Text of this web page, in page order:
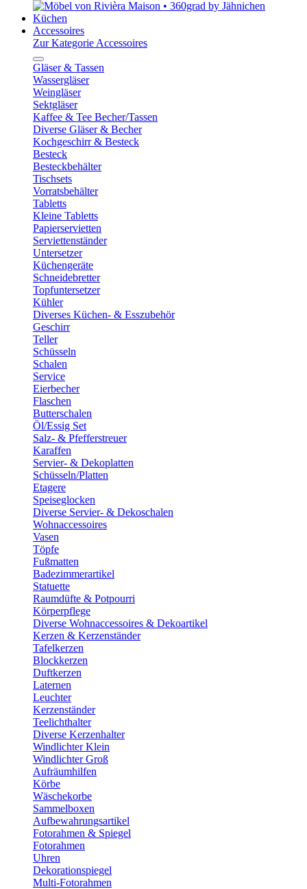
Küchen
Accessoires
Zur Kategorie Accessoires
Gläser & Tassen
Wassergläser
Weingläser
Sektgläser
Kaffee & Tee Becher/Tassen
Diverse Gläser & Becher
Kochgeschirr & Besteck
Besteck
Besteckbehälter
Tischsets
Vorratsbehälter
Tabletts
Kleine Tabletts
Papierservietten
Serviettenständer
Untersetzer
Küchengeräte
Schneidebretter
Topfuntersetzer
Kühler
Diverses Küchen- & Esszubehör
Geschirr
Teller
Schüsseln
Schalen
Service
Eierbecher
Flaschen
Butterschalen
Öl/Essig Set
Salz- & Pfefferstreuer
Karaffen
Servier- & Dekoplatten
Schüsseln/Platten
Etagere
Speiseglocken
Diverse Servier- & Dekoschalen
Wohnaccessoires
Vasen
Töpfe
Fußmatten
Badezimmerartikel
Statuette
Raumdüfte & Potpourri
Körperpflege
Diverse Wohnaccessoires & Dekoartikel
Kerzen & Kerzenständer
Tafelkerzen
Blockkerzen
Duftkerzen
Laternen
Leuchter
Kerzenständer
Teelichthalter
Diverse Kerzenhalter
Windlichter Klein
Windlichter Groß
Aufräumhilfen
Körbe
Wäschekorbe
Sammelboxen
Aufbewahrungsartikel
Fotorahmen & Spiegel
Fotorahmen
Uhren
Dekorationspiegel
Multi-Fotorahmen